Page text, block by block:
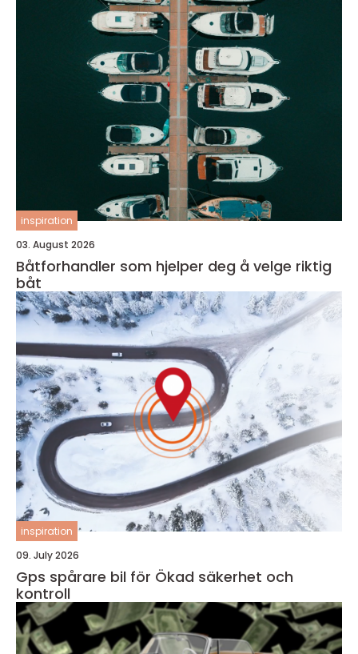
inspiration
03. August 2026
Båtforhandler som hjelper deg å velge riktig
båt
inspiration
09. July 2026
Gps spårare bil för Ökad säkerhet och
kontroll